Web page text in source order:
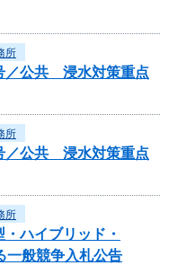
所
／公共 浸水対策重点
所
／公共 浸水対策重点
所
ハイブリッド・
一般競争入札公告